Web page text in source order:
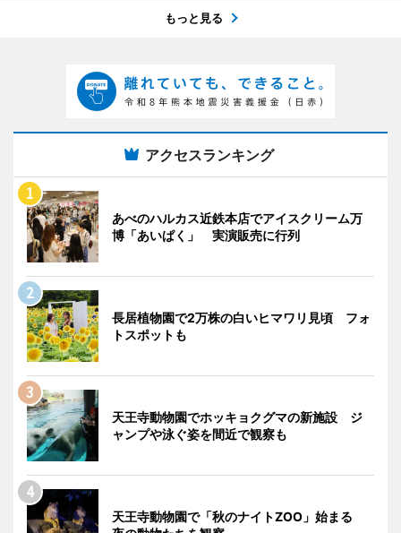
もっと見る
アクセスランキング
あべのハルカス近鉄本店でアイスクリーム万
博「あいぱく」 実演販売に行列
長居植物園で2万株の白いヒマワリ見頃 フォ
トスポットも
天王寺動物園でホッキョクグマの新施設 ジ
ャンプや泳ぐ姿を間近で観察も
天王寺動物園で「秋のナイトZOO」始まる